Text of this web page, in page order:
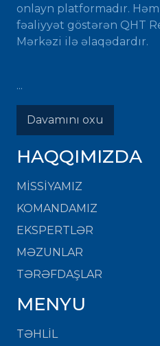
onlayn platformadır.
fəaliyyət göstərən QHT
Mərkəzi ilə əlaqədardır.
...
Davamını oxu
HAQQIMIZDA
MISSIYAMIZ
KOMANDAMIZ
EKSPERTLƏR
MƏZUNLAR
TƏRƏFDAŞLAR
MENYU
TƏHLİL